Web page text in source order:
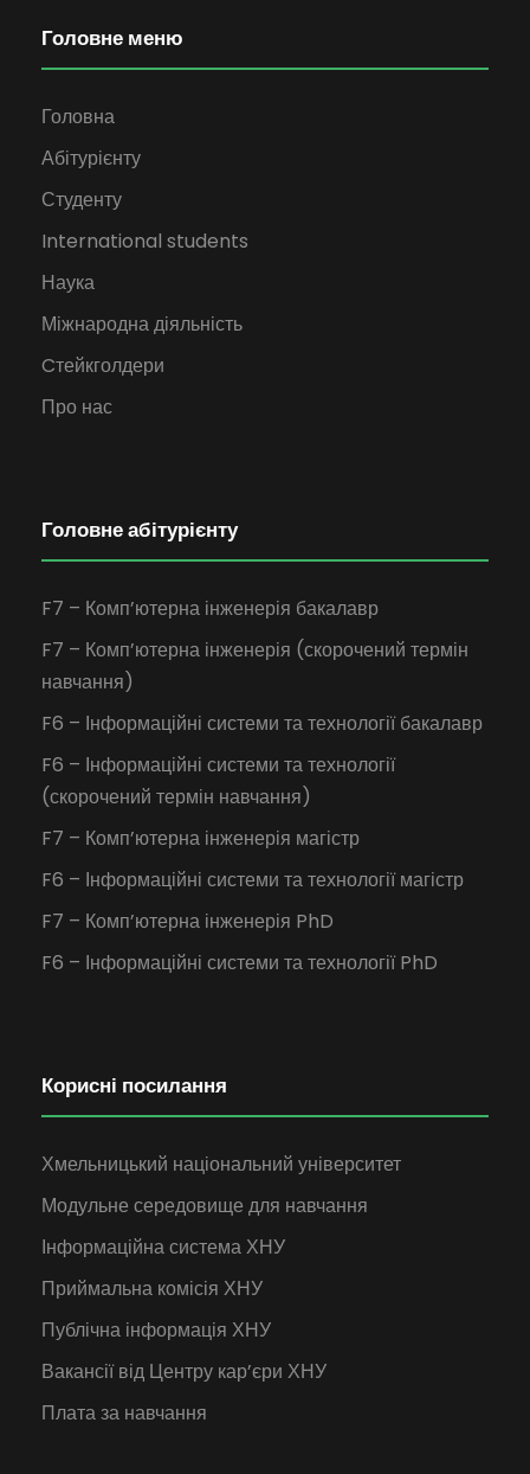
Головне меню
Головна
Абітурієнту
Студенту
International students
Наука
Міжнародна діяльність
Cтейкголдери
Про нас
Головне абітурієнту
F7 – Комп’ютерна інженерія бакалавр
F7 – Комп’ютерна інженерія (скорочений термін
навчання)
F6 – Інформаційні системи та технології бакалавр
F6 – Інформаційні системи та технології
(скорочений термін навчання)
F7 – Комп’ютерна інженерія магістр
F6 – Інформаційні системи та технології магістр
F7 – Комп’ютерна інженерія PhD
F6 – Інформаційні системи та технології PhD
Корисні посилання
Хмельницький національний університет
Модульне середовище для навчання
Інформаційна система ХНУ
Приймальна комісія ХНУ
Публічна інформація ХНУ
Вакансії від Центру кар’єри ХНУ
Плата за навчання